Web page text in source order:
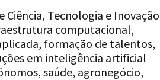
Ciência, Tecnologia e Inovação
computacional,
formação de talentos,
em inteligência artificial
saúde, agronegócio,